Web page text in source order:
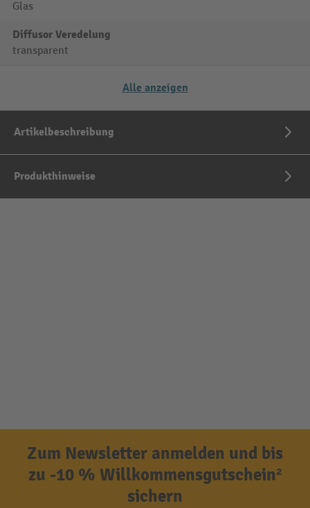
Glas
Diffusor Veredelung
transparent
Alle anzeigen
Artikelbeschreibung
Produkthinweise
Zum Newsletter anmelden und bis
zu -10 % Willkommensgutschein²
sichern